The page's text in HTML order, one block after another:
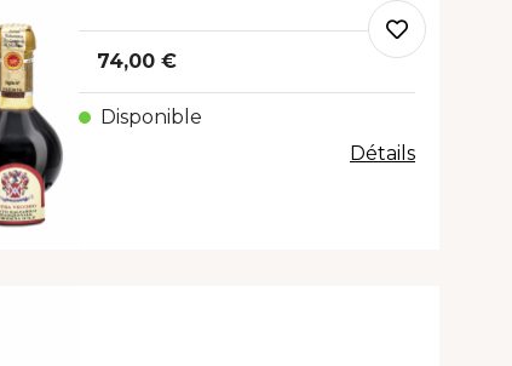
74,00 €
Disponible
Détails